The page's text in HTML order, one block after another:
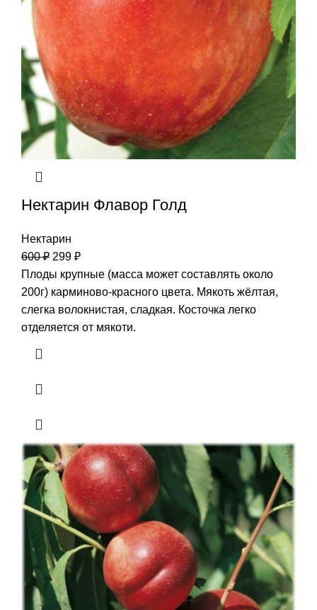
Нектарин Флавор Голд
Нектарин
600₽ 299 ₽
Плоды крупные (масса может составлять около
200г) карминово-красного цвета. Мякоть жёлтая,
слегка волокнистая, сладкая. Косточка легко
отделяется от мякоти.